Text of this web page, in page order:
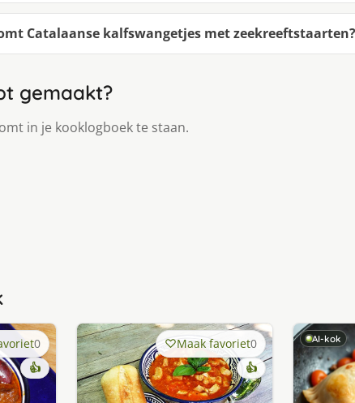
Catalaanse kalfswangetjes met zeekreeftstaarten?
gemaakt?
in je kooklogboek te staan.
0
👍
Maak favoriet0
👍
AI-kok